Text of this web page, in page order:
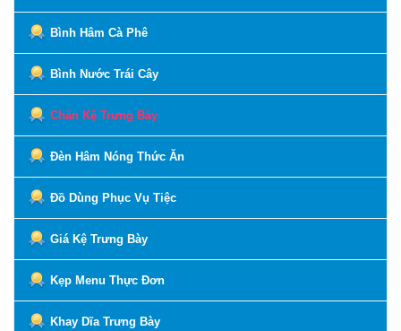
Bình Hâm Cà Phê
Bình Nước Trái Cây
Chân Kệ Trưng Bày
Đèn Hâm Nóng Thức Ăn
Đồ Dùng Phục Vụ Tiệc
Giá Kệ Trưng Bày
Kẹp Menu Thực Đơn
Khay Dĩa Trưng Bày